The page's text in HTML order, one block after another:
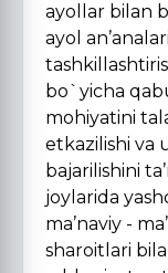
ayollar bilan
ayol
bo`yicha
mohiyatini
etkazilishi va
bajarilishini
joylarida
ma’naviy -
sharoitlari